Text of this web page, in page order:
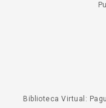
Biblioteca Virtual: